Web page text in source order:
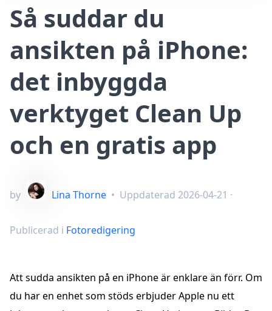
Så suddar du
ansikten på iPhone:
det inbyggda
verktyget Clean Up
och en gratis app
by Lina Thorne • Uppdaterad 2026-04-21 ·
Publicerad i Fotoredigering
Att sudda ansikten på en iPhone är enklare än förr. Om
du har en enhet som stöds erbjuder Apple nu ett